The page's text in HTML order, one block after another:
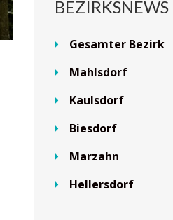
BEZIRKSNEWS
Gesamter Bezirk
Mahlsdorf
Kaulsdorf
Biesdorf
Marzahn
Hellersdorf